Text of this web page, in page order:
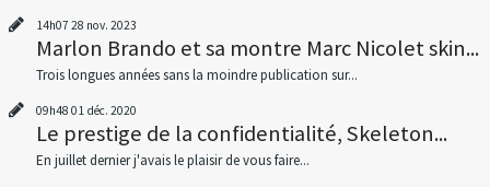
14h07 28 nov. 2023
Marlon Brando et sa montre Marc Nicolet skin...
Trois longues années sans la moindre publication sur...
09h48 01 déc. 2020
Le prestige de la confidentialité, Skeleton...
En juillet dernier j'avais le plaisir de vous faire...